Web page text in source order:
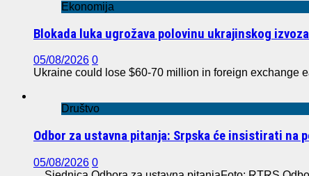
Ekonomija
Blokada luka ugrožava polovinu ukrajinskog
05/08/2026 0
Ukraine could lose $60-70 million in foreign exchange
Društvo
Odbor za ustavna pitanja: Srpska će insistirati na
05/08/2026 0